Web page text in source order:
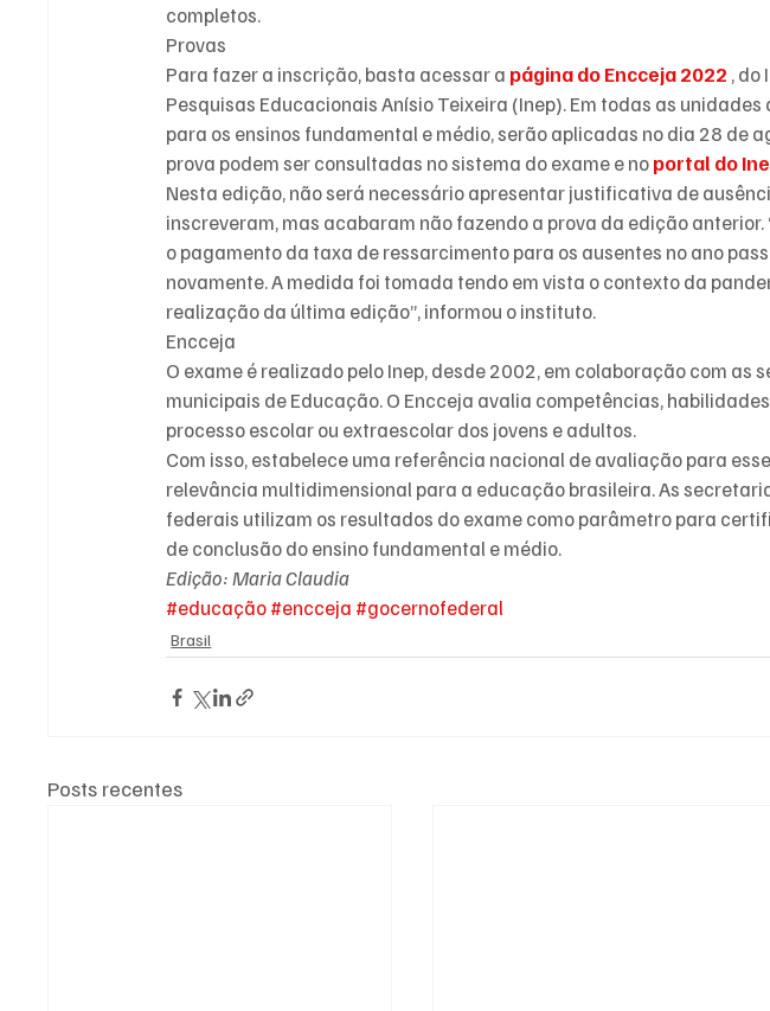
completos.
Provas
Para fazer a inscrição, basta acessar a página do Encceja 2022 , do
Pesquisas Educacionais Anísio Teixeira (Inep). Em todas as
para os ensinos fundamental e médio, serão aplicadas no dia 28 de
prova podem ser consultadas no sistema do exame e no portal do
Nesta edição, não será necessário apresentar justificativa de
inscreveram, mas acabaram não fazendo a prova da edição anterior.
o pagamento da taxa de ressarcimento para os ausentes no ano
novamente. A medida foi tomada tendo em vista o contexto da
realização da última edição”, informou o instituto.
Encceja
O exame é realizado pelo Inep, desde 2002, em colaboração com as
municipais de Educação. O Encceja avalia competências,
processo escolar ou extraescolar dos jovens e adultos.
Com isso, estabelece uma referência nacional de avaliação para
relevância multidimensional para a educação brasileira. As
federais utilizam os resultados do exame como parâmetro para
de conclusão do ensino fundamental e médio.
Edição: Maria Claudia
#educação#encceja #gocernofederal
Brasil
Posts recentes